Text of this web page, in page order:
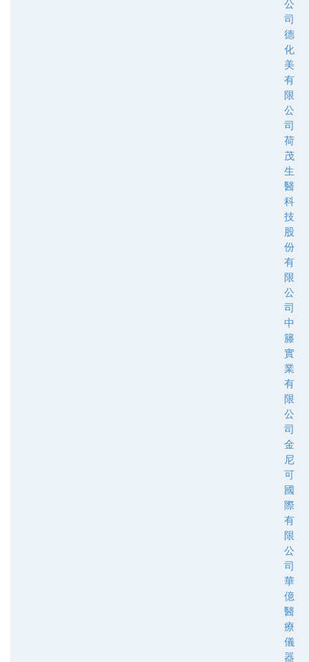
公
司
德
化
美
有
限
公
司
荷
茂
生
醫
科
技
股
份
有
限
公
司
中
籐
實
業
有
限
公
司
金
尼
可
國
際
有
限
公
司
華
億
醫
療
儀
器